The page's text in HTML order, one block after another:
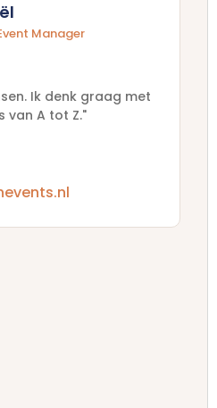
Manager
Ik denk graag met
van A tot Z."